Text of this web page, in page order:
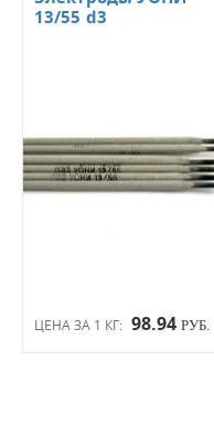
ЦЕНА ЗА 1 КГ: 98.94 РУБ.
13/55 d3